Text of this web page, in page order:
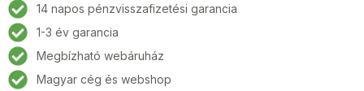
sport
Női
karóra
36mm
10ATM
14 napos pénzvisszafizetési garancia
1-3 év garancia
Megbízható webáruház
Magyar cég és webshop